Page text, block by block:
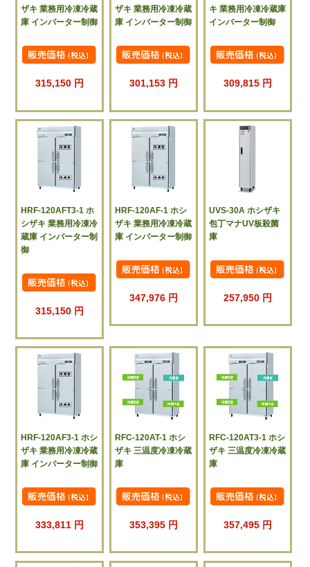
ザキ 業務用冷凍冷蔵
庫 インバーター制御
315,150 円
ザキ 業務用冷凍冷蔵
庫 インバーター制御
301,153 円
キ 業務用冷凍冷蔵庫
インバーター制御
309,815 円
HRF-120AFT3-1 ホ
シザキ 業務用冷凍冷
蔵庫 インバーター制
御
315,150 円
HRF-120AF-1 ホシ
ザキ 業務用冷凍冷蔵
庫 インバーター制御
347,976 円
UVS-30A ホシザキ
包丁マナUV板殺菌
庫
257,950 円
HRF-120AF3-1 ホシ
ザキ 業務用冷凍冷蔵
庫 インバーター制御
333,811 円
RFC-120AT-1 ホシ
ザキ 三温度冷凍冷蔵
庫
353,395 円
RFC-120AT3-1 ホシ
ザキ 三温度冷凍冷蔵
庫
357,495 円